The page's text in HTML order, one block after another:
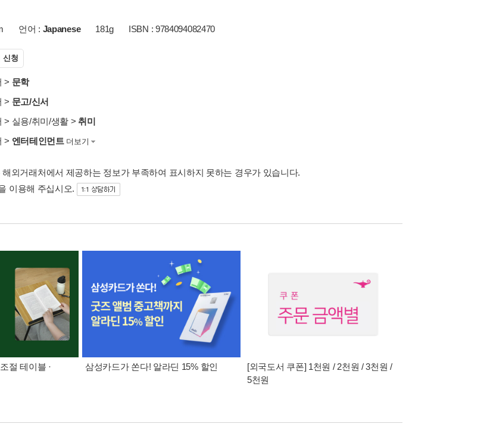
언어 : Japanese 181g ISBN : 9784094082470
신청
> 문학
> 문고/신서
> 실용/취미/생활 > 취미
> 엔터테인먼트 더보기
외거래처에서 제공하는 정보가 부족하여 표시하지 못하는 경우가 있습니다.
이용해 주십시오.
절 테이블 ·
삼성카드가 쏜다! 알라딘 15% 할인
[외국도서 쿠폰] 1천원 / 2천원 / 3천원 /
5천원